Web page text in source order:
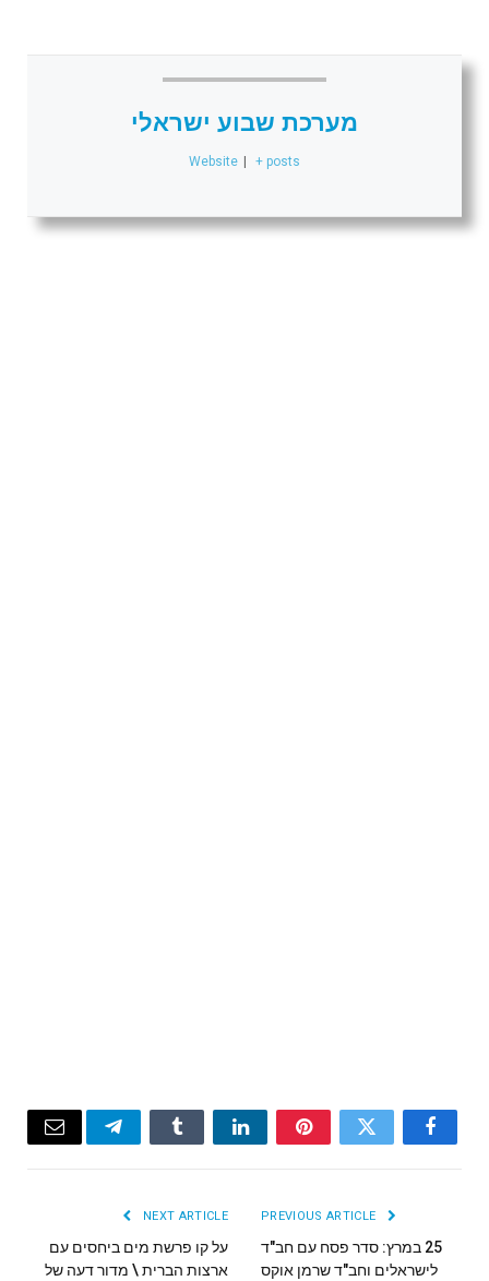
מערכת שבוע ישראלי
Website + posts
Facebook
Twitter
Pinterest
LinkedIn
Tumblr
Telegram
Email
25 במרץ: סדר פסח עם חב"ד
לישראלים וחב"ד שרמן אוקס
NEXT ARTICLE
על קו פרשת מים ביחסים עם
ארצות הברית \ מדור דעה של